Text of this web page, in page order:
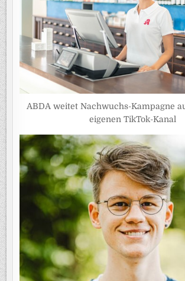
ABDA weitet Nachwuchs-Kampagne
eigenen TikTok-Kanal